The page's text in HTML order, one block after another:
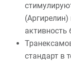
активность
стандарт в